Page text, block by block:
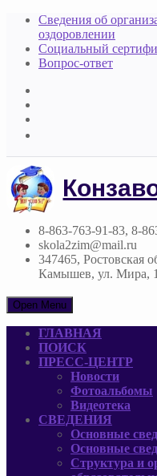
Сведения об
оздоровлении
Социальный
Вопрос-ответ
8-863-763-91-83, 8-
skola2zim@mail.ru
347465, Ростовская
Камышев, ул. Мира,
Open Menu
ГЛАВНАЯ
ПОИСК
ПРЕСС-ЦЕНТР
Новости
Фотоальбомы
Видеотека
СВЕДЕНИЯ
Основные
Основные
Структура и